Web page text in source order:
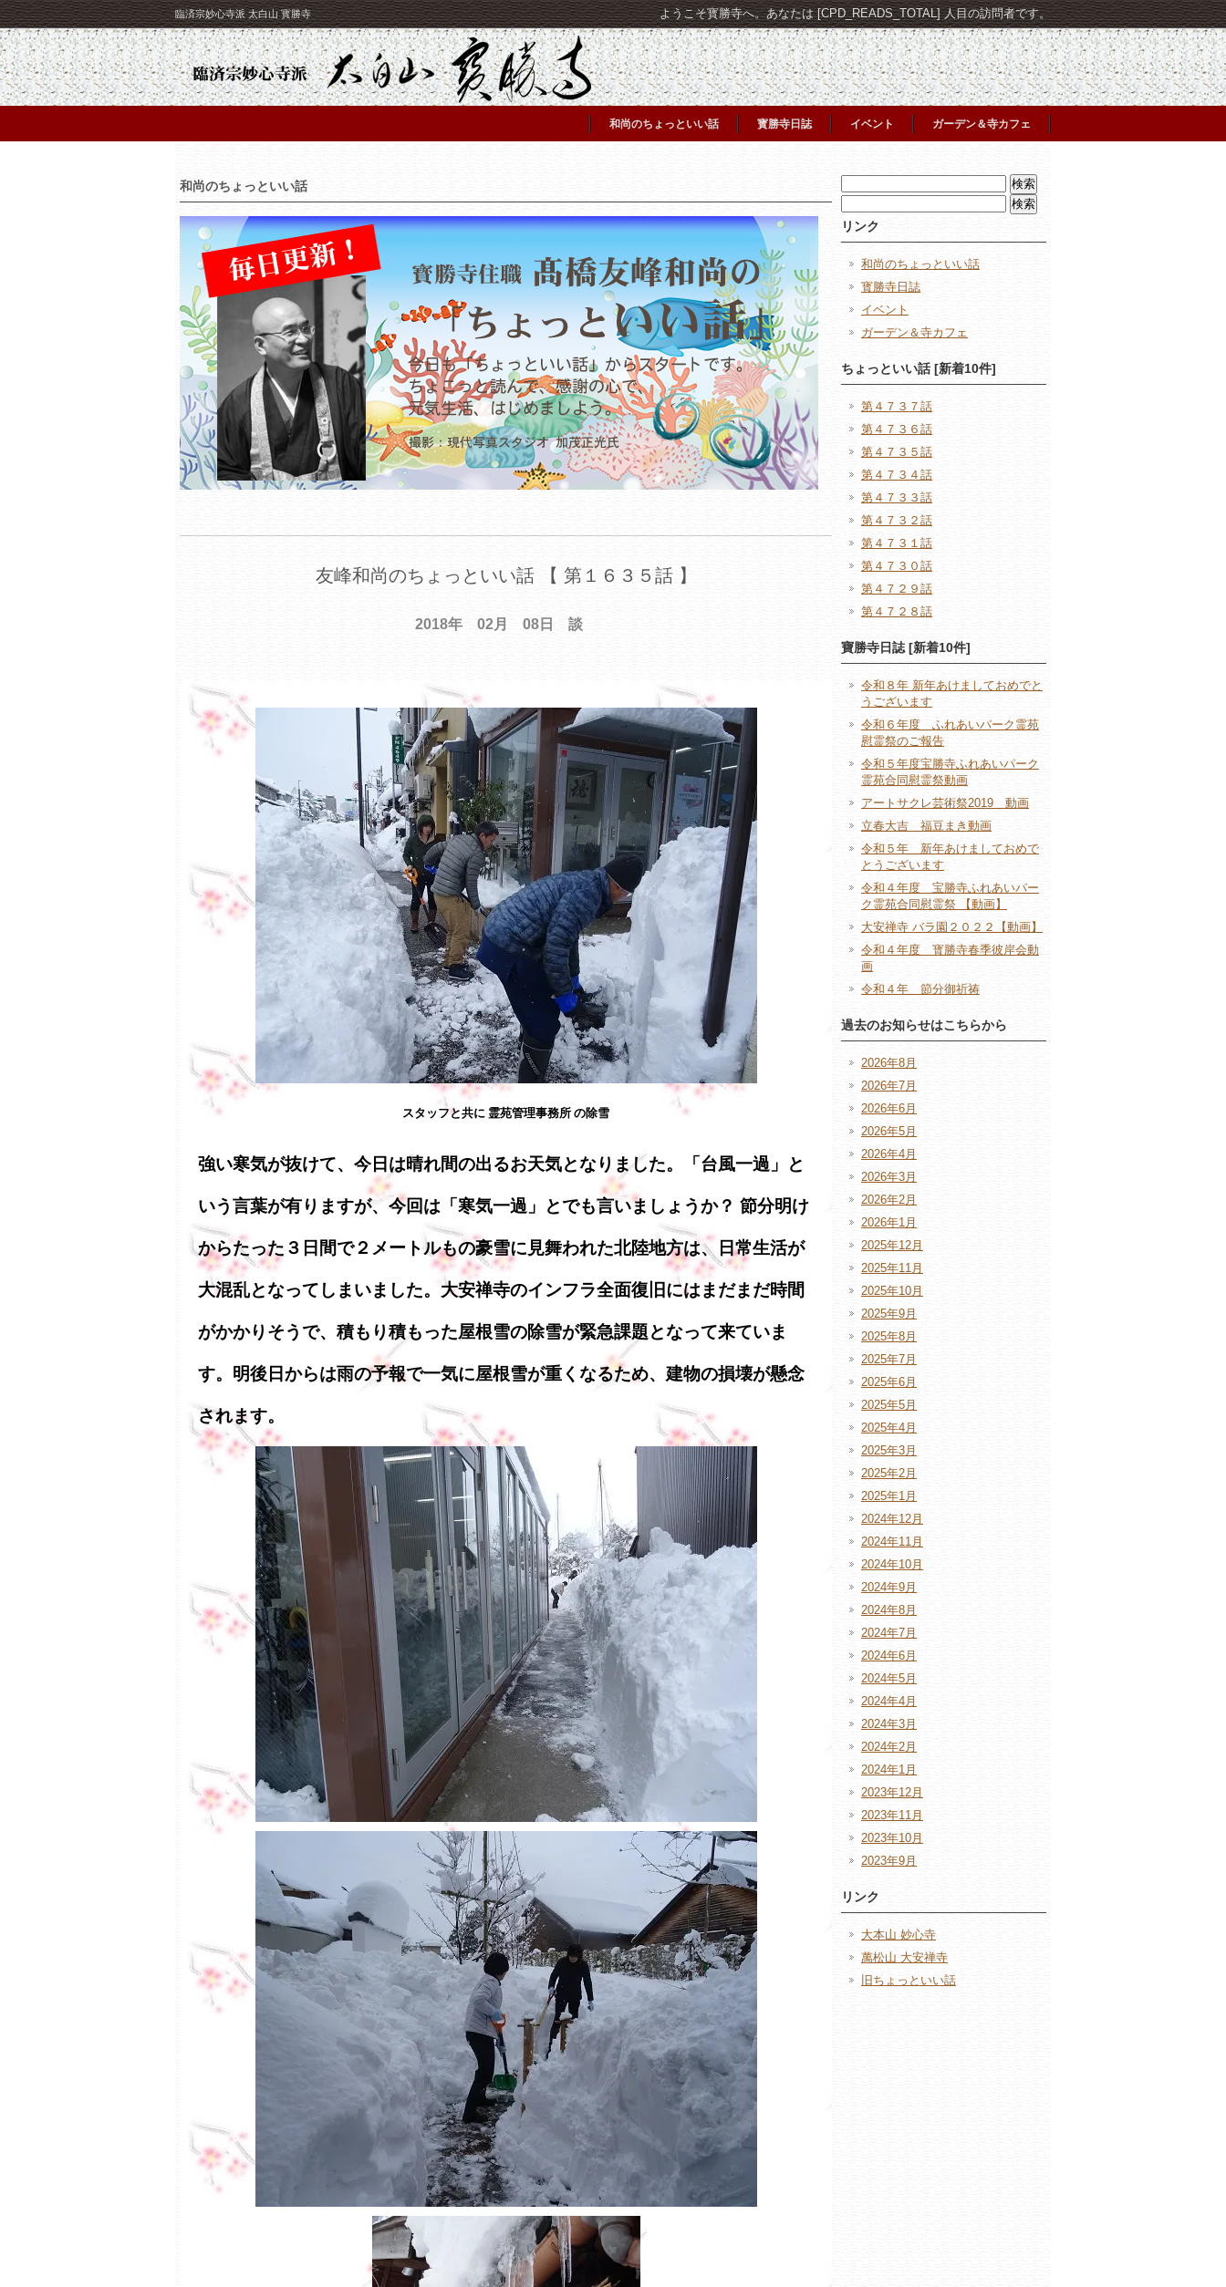
臨済宗妙心寺派 太白山 寳勝寺 ようこそ寳勝寺へ。あなたは [CPD_READS_TOTAL] 人目の訪問者です。
和尚のちょっといい話 寳勝寺日誌 イベント ガーデン＆寺カフェ
和尚のちょっといい話
友峰和尚のちょっといい話 【 第１６３５話 】
2018年 02月 08日 談
スタッフと共に 霊苑管理事務所 の除雪
強い寒気が抜けて、今日は晴れ間の出るお天気となりました。「台風一過」と
いう言葉が有りますが、今回は「寒気一過」とでも言いましょうか？ 節分明け
からたった３日間で２メートルもの豪雪に見舞われた北陸地方は、日常生活が
大混乱となってしまいました。大安禅寺のインフラ全面復旧にはまだまだ時間
がかかりそうで、積もり積もった屋根雪の除雪が緊急課題となって来ていま
す。明後日からは雨の予報で一気に屋根雪が重くなるため、建物の損壊が懸念
されます。
索:
索:
リンク
和尚のちょっといい話
寳勝寺日誌
イベント
ガーデン＆寺カフェ
ちょっといい話 [新着10件]
第４７３７話
第４７３６話
第４７３５話
第４７３４話
第４７３３話
第４７３２話
第４７３１話
第４７３０話
第４７２９話
第４７２８話
寶勝寺日誌 [新着10件]
令和８年 新年あけましておめでと
うございます
令和６年度 ふれあいパーク霊苑
慰霊祭のご報告
令和５年度宝勝寺ふれあいパーク
霊苑合同慰霊祭動画
アートサクレ芸術祭2019 動画
立春大吉 福豆まき動画
令和５年 新年あけましておめで
とうございます
令和４年度 宝勝寺ふれあいパー
ク霊苑合同慰霊祭 【動画】
大安禅寺 バラ園２０２２【動画】
令和４年度 寳勝寺春季彼岸会動
画
令和４年 節分御祈祷
過去のお知らせはこちらから
2026年8月
2026年7月
2026年6月
2026年5月
2026年4月
2026年3月
2026年2月
2026年1月
2025年12月
2025年11月
2025年10月
2025年9月
2025年8月
2025年7月
2025年6月
2025年5月
2025年4月
2025年3月
2025年2月
2025年1月
2024年12月
2024年11月
2024年10月
2024年9月
2024年8月
2024年7月
2024年6月
2024年5月
2024年4月
2024年3月
2024年2月
2024年1月
2023年12月
2023年11月
2023年10月
2023年9月
リンク
大本山 妙心寺
萬松山 大安禅寺
旧ちょっといい話